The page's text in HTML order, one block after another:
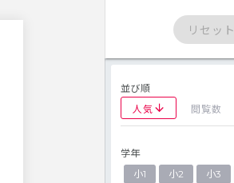
リセット
並び順
人気
閲覧数
学年
小1
小2 小3